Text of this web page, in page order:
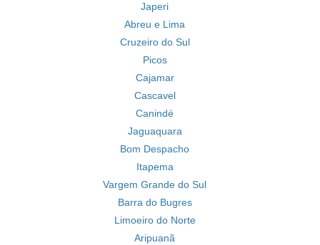
Japeri
Abreu e Lima
Cruzeiro do Sul
Picos
Cajamar
Cascavel
Canindé
Jaguaquara
Bom Despacho
Itapema
Vargem Grande do Sul
Barra do Bugres
Limoeiro do Norte
Aripuanã